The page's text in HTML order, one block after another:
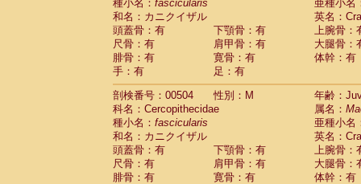
種小名： fascicularis
亜種小名
和名：カニクイザル
英名：
頭蓋骨：有
下顎骨：有
上腕骨：
尺骨：有
肩甲骨：有
大腿骨：
腓骨：有
寛骨：有
体幹：有
手：有
足：有
剖検番号：00504
性別：M
年齢：
科名：Cercopithecidae
属名：
種小名： fascicularis
亜種小名
和名：カニクイザル
英名：
頭蓋骨：有
下顎骨：有
上腕骨：
尺骨：有
肩甲骨：有
大腿骨：
腓骨：有
寛骨：有
体幹：有